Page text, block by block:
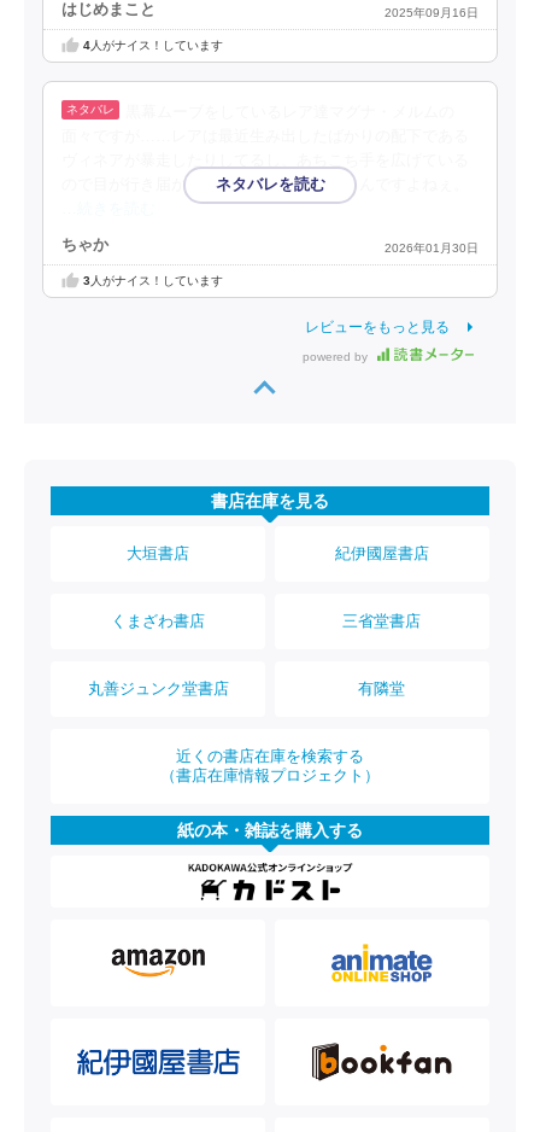
はじめまこと 2025年09月16日
4人がナイス！しています
ので目が行き届かない部分もあったりするんですよねぇ。
ちゃか 2026年01月30日
3人がナイス！しています
レビューをもっと見る
powered by
書店在庫を見る
大垣書店 紀伊國屋書店
くまざわ書店 三省堂書店
丸善ジュンク堂書店 有隣堂
近くの書店在庫を検索する
（書店在庫情報プロジェクト）
紙の本・雑誌を購入する